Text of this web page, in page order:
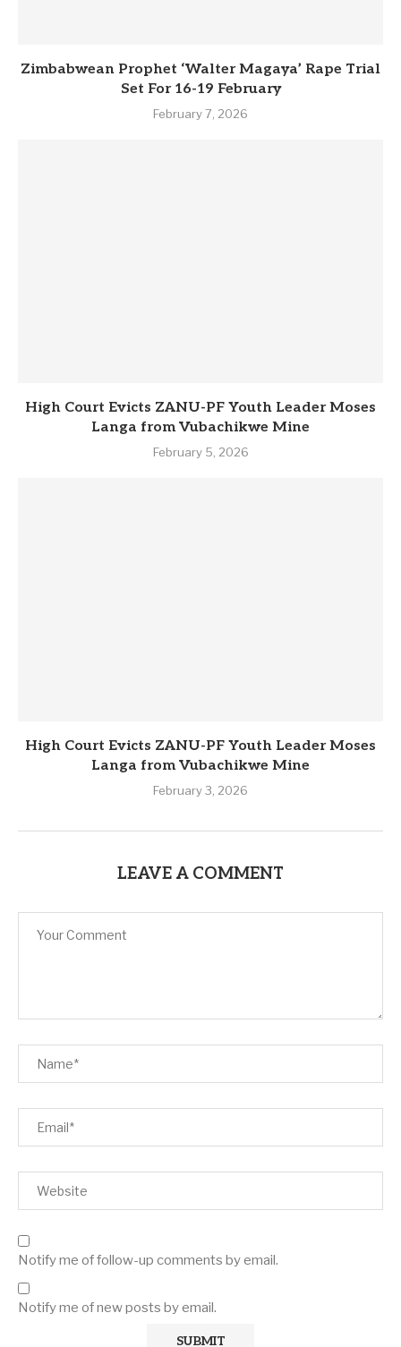
Zimbabwean Prophet ‘Walter Magaya’ Rape Trial
Set For 16-19 February
February 7, 2026
High Court Evicts ZANU-PF Youth Leader Moses
Langa from Vubachikwe Mine
February 5, 2026
High Court Evicts ZANU-PF Youth Leader Moses
Langa from Vubachikwe Mine
February 3, 2026
LEAVE A COMMENT
Notify me of follow-up comments by email.
Notify me of new posts by email.